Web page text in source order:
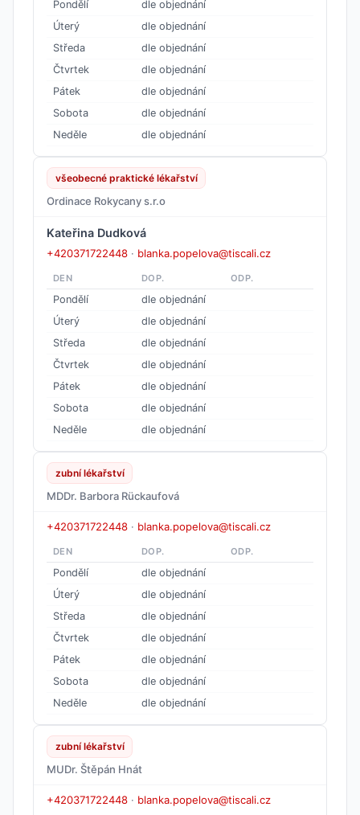
Pondělí
dle objednání
Úterý
dle objednání
Středa
dle objednání
Čtvrtek
dle objednání
Pátek
dle objednání
Sobota
dle objednání
Neděle
dle objednání
všeobecné praktické lékařství
Ordinace Rokycany s.r.o
Kateřina Dudková
+420371722448 · blanka.popelova@tiscali.cz
DEN DOP. ODP.
Pondělí
dle objednání
Úterý
dle objednání
Středa
dle objednání
Čtvrtek
dle objednání
Pátek
dle objednání
Sobota
dle objednání
Neděle
dle objednání
zubní lékařství
MDDr. Barbora Rückaufová
+420371722448 · blanka.popelova@tiscali.cz
DEN DOP. ODP.
Pondělí
dle objednání
Úterý
dle objednání
Středa
dle objednání
Čtvrtek
dle objednání
Pátek
dle objednání
Sobota
dle objednání
Neděle
dle objednání
zubní lékařství
MUDr. Štěpán Hnát
+420371722448 · blanka.popelova@tiscali.cz